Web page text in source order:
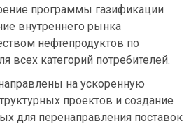
программы газификации
внутреннего рынка
нефтепродуктов по
всех категорий потребителей.
на ускоренную
проектов и создание
для перенаправления поставок